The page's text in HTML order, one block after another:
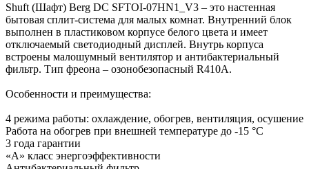
Shuft (Шафт) Berg DC SFTOI-07HN1_V3 – это настенная
бытовая сплит-система для малых комнат. Внутренний блок
выполнен в пластиковом корпусе белого цвета и имеет
отключаемый светодиодный дисплей. Внутрь корпуса
встроены малошумный вентилятор и антибактериальный
фильтр. Тип фреона – озонобезопасный R410A.
Особенности и преимущества:
4 режима работы: охлаждение, обогрев, вентиляция, осушение
Работа на обогрев при внешней температуре до -15 °С
3 года гарантии
«А» класс энергоэффективности